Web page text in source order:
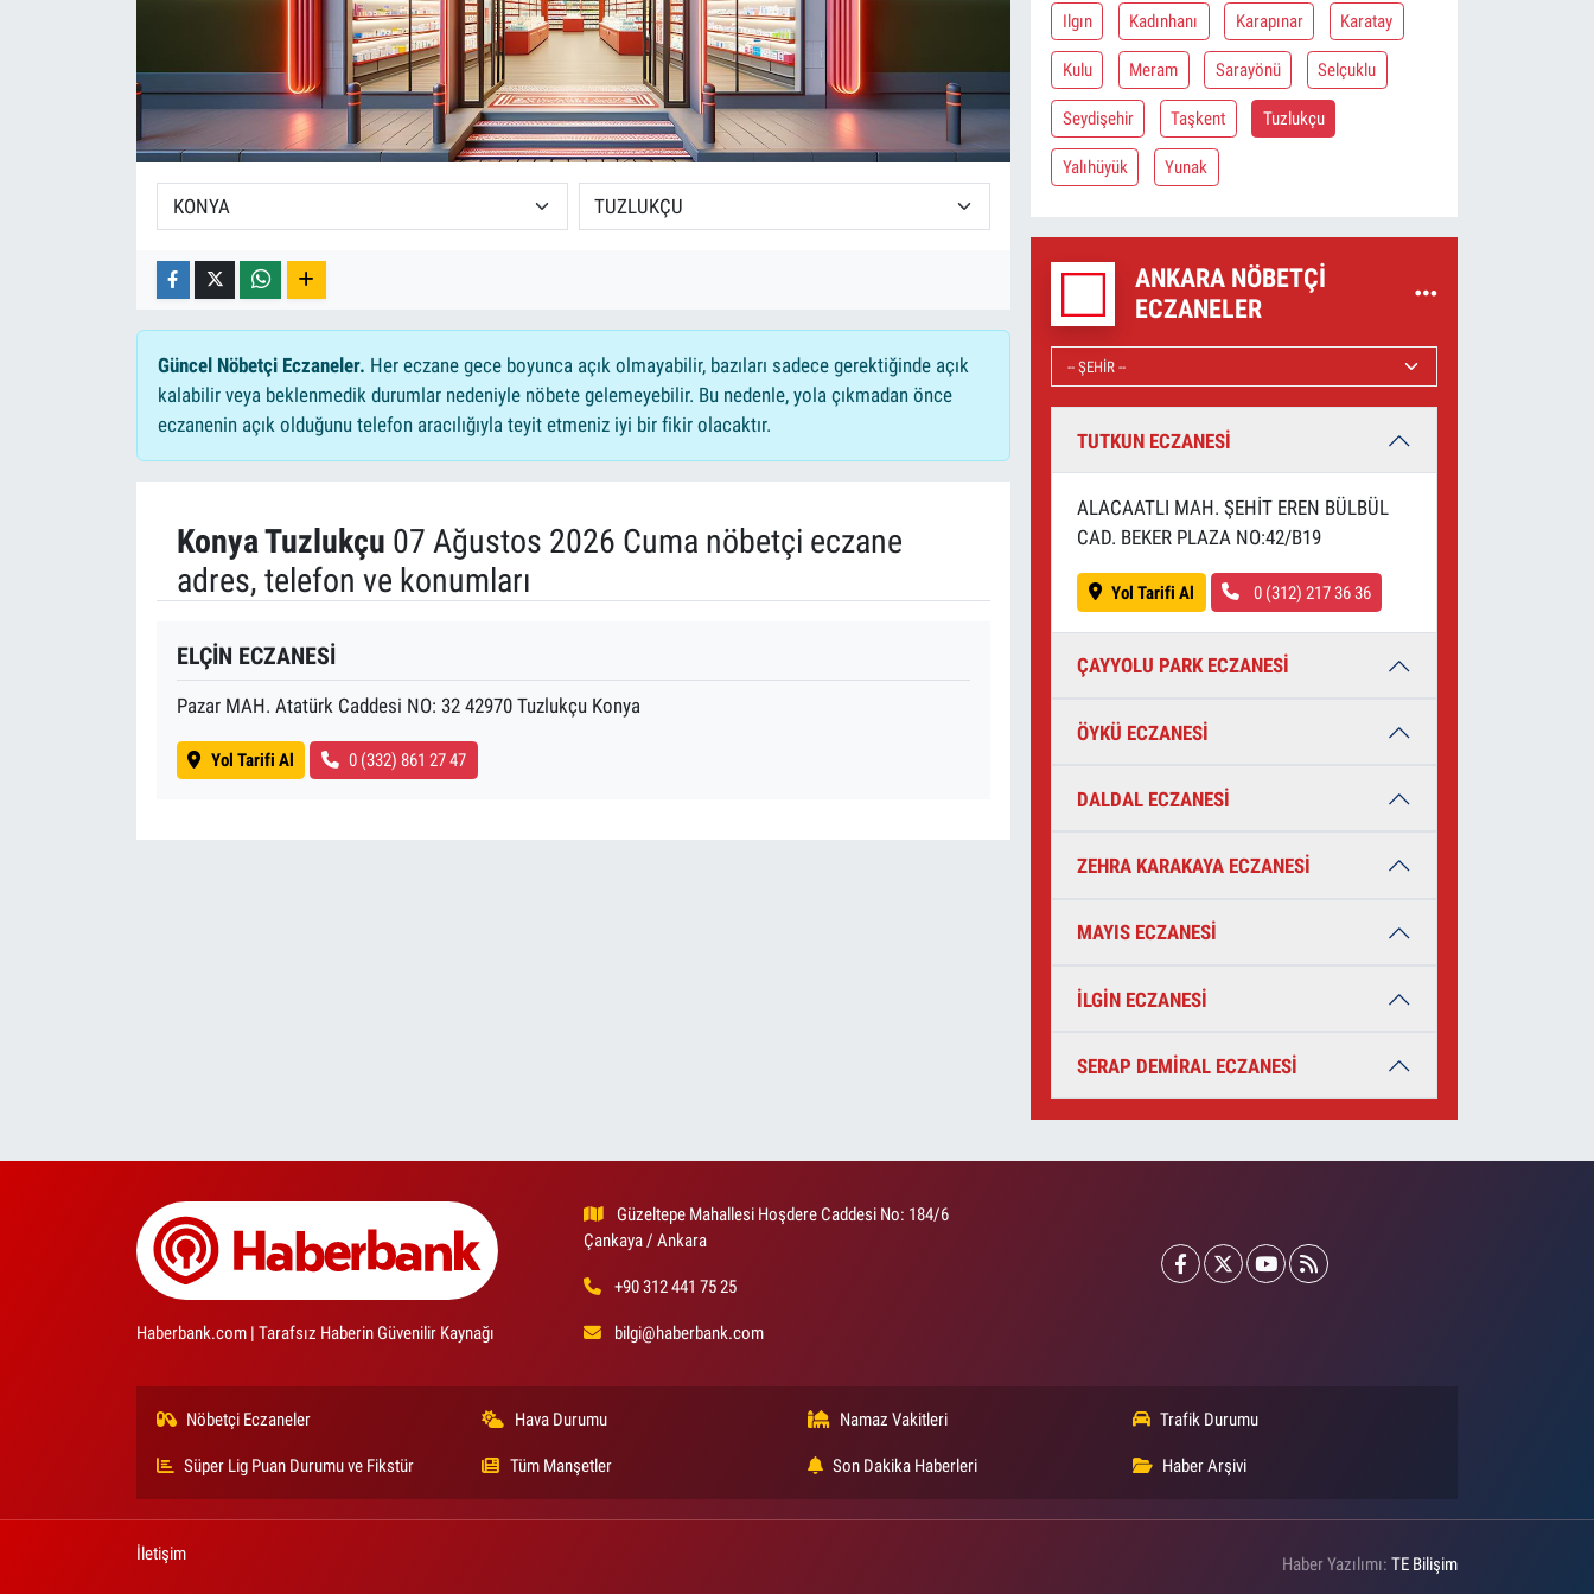
Güncel Nöbetçi Eczaneler. Her eczane gece boyunca açık olmayabilir, bazıları sadece gerektiğinde açık
kalabilir veya beklenmedik durumlar nedeniyle nöbete gelemeyebilir. Bu nedenle, yola çıkmadan önce
eczanenin açık olduğunu telefon aracılığıyla teyit etmeniz iyi bir fikir olacaktır.
Konya Tuzlukçu 07 Ağustos 2026 Cuma nöbetçi eczane
adres, telefon ve konumları
ELÇİN ECZANESİ
Pazar MAH. Atatürk Caddesi NO: 32 42970 Tuzlukçu Konya
Yol Tarifi Al 0 (332) 861 27 47
Ilgın Kadınhanı Karapınar Karatay
Kulu Meram Sarayönü Selçuklu
Seydişehir Taşkent Tuzlukçu
Yalıhüyük Yunak
ANKARA NÖBETÇI
ECZANELER
TUTKUN ECZANESİ
ALACAATLI MAH. ŞEHİT EREN BÜLBÜL
CAD. BEKER PLAZA NO:42/B19
Yol Tarifi Al 0 (312) 217 36 36
ÇAYYOLU PARK ECZANESİ
ÖYKÜ ECZANESİ
DALDAL ECZANESİ
ZEHRA KARAKAYA ECZANESİ
MAYIS ECZANESİ
İLGİN ECZANESİ
SERAP DEMİRAL ECZANESİ
Haberbank.com | Tarafsız Haberin Güvenilir Kaynağı
Güzeltepe Mahallesi Hoşdere Caddesi No: 184/6
Çankaya / Ankara
+90 312 441 75 25
bilgi@haberbank.com
Nöbetçi Eczaneler Hava Durumu Namaz Vakitleri Trafik Durumu
Süper Lig Puan Durumu ve Fikstür Tüm Manşetler Son Dakika Haberleri Haber Arşivi
İletişim Haber Yazılımı:TE Bilişim